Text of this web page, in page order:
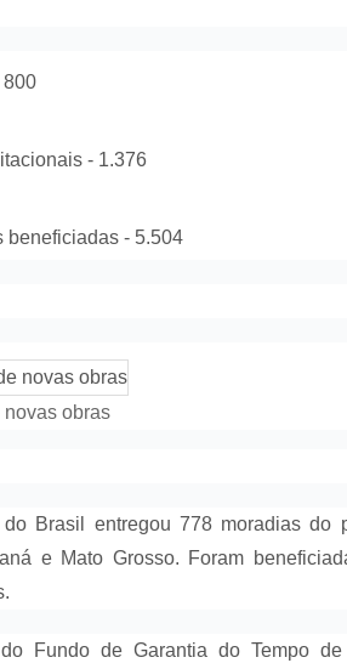
800
- 1.376
beneficiadas - 5.504
novas obras
Brasil entregou 778 moradias do
e Mato Grosso. Foram
Fundo de Garantia do Tempo